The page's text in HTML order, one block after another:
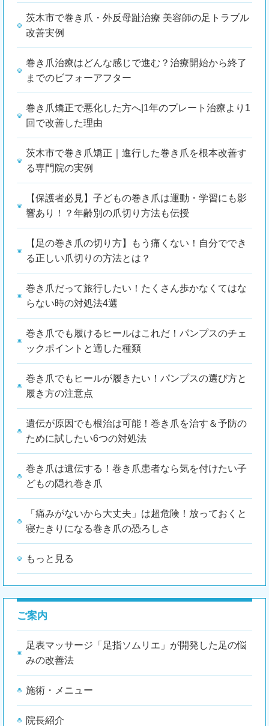
茨木市で巻き爪・外反母趾治療 美容師の足トラブル
改善実例
巻き爪治療はどんな感じで進む？治療開始から終了
までのビフォーアフター
巻き爪矯正で悪化した方へ|1年のプレート治療より1
回で改善した理由
茨木市で巻き爪矯正｜進行した巻き爪を根本改善す
る専門院の実例
【保護者必見】子どもの巻き爪は運動・学習にも影
響あり！？年齢別の爪切り方法も伝授
【足の巻き爪の切り方】もう痛くない！自分ででき
る正しい爪切りの方法とは？
巻き爪だって旅行したい！たくさん歩かなくてはな
らない時の対処法4選
巻き爪でも履けるヒールはこれだ！パンプスのチェ
ックポイントと適した種類
巻き爪でもヒールが履きたい！パンプスの選び方と
履き方の注意点
遺伝が原因でも根治は可能！巻き爪を治す＆予防の
ために試したい6つの対処法
巻き爪は遺伝する！巻き爪患者なら気を付けたい子
どもの隠れ巻き爪
「痛みがないから大丈夫」は超危険！放っておくと
寝たきりになる巻き爪の恐ろしさ
もっと見る
ご案内
足表マッサージ「足指ソムリエ」が開発した足の悩
みの改善法
施術・メニュー
院長紹介